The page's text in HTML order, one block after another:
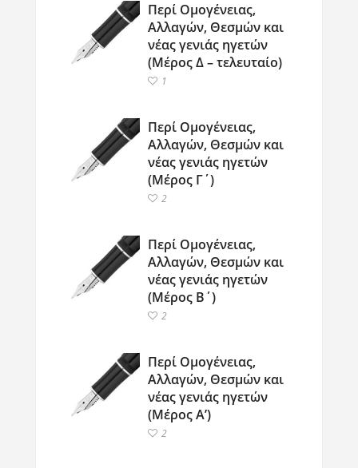
Περί Ομογένειας,
Αλλαγών, Θεσμών και
νέας γενιάς ηγετών
(Μέρος Δ – τελευταίο)
1
Περί Ομογένειας,
Αλλαγών, Θεσμών και
νέας γενιάς ηγετών
(Μέρος Γ΄)
2
Περί Ομογένειας,
Αλλαγών, Θεσμών και
νέας γενιάς ηγετών
(Μέρος Β΄)
2
Περί Ομογένειας,
Αλλαγών, Θεσμών και
νέας γενιάς ηγετών
(Μέρος Α’)
2